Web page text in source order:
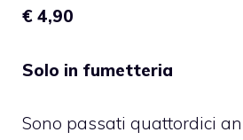
€ 4,90
Solo in fumetteria
Sono passati quattordici